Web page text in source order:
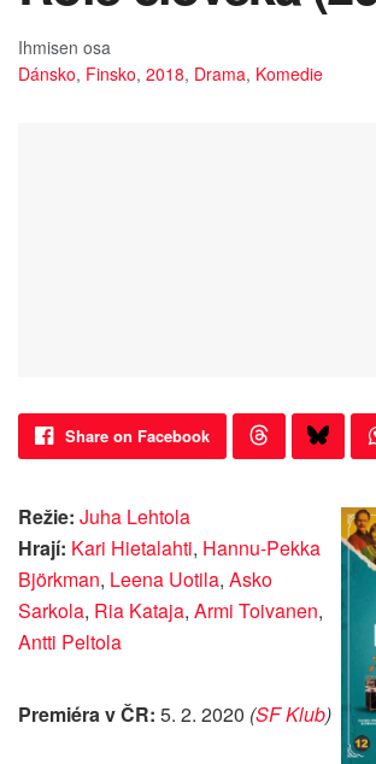
Ihmisen osa
Dánsko, Finsko, 2018, Drama, Komedie
Share on Facebook
Režie: Juha Lehtola
Hrají: Kari Hietalahti, Hannu-Pekka
Björkman, Leena Uotila, Asko
Sarkola, Ria Kataja, Armi Toivanen,
Antti Peltola
Premiéra v ČR: 5. 2. 2020 (SF Klub)